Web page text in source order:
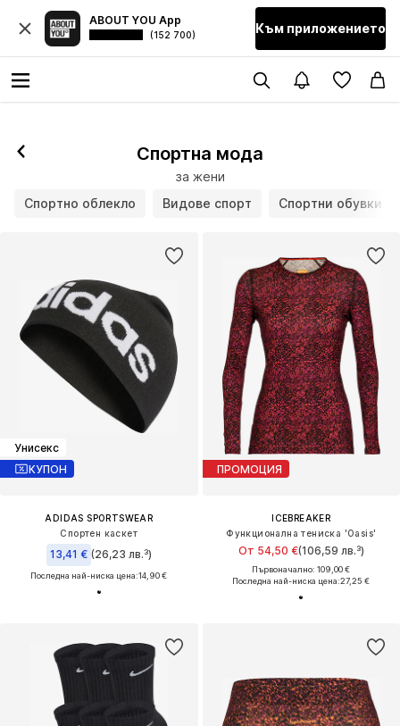
ABOUT YOU App
(152 700) Към приложението
Спортна мода
за жени
Спортно облекло
Видове спорт Спортни обувки
Унисекс
КУПОН
ADIDAS SPORTSWEAR
Спортен каскет
13,41 € (26,23 лв.³)
Последна най-ниска цена:14,90 €
ПРОМОЦИЯ
ICEBREAKER
Функционална тениска 'Oasis'
От 54,50 €(106,59 лв.³)
Първоначално: 109,00 €
Последна най-ниска цена:27,25 €